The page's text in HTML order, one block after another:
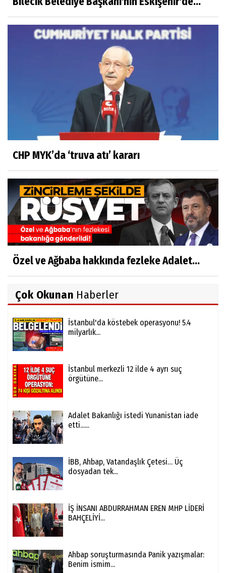
CHP MYK’da ‘truva atı’ kararı
Özel ve Ağbaba hakkında fezleke Adalet...
Çok Okunan Haberler
İstanbul'da köstebek operasyonu! 5.4
milyarlık...
İstanbul merkezli 12 ilde 4 ayrı suç
örgütüne...
Adalet Bakanlığı istedi Yunanistan iade
etti......
İBB, Ahbap, Vatandaşlık Çetesi… Üç
dosyadan tek...
İŞ İNSANI ABDURRAHMAN EREN MHP LİDERİ
BAHÇELİYİ...
Ahbap soruşturmasında Panik yazışmalar:
Benim ismim...